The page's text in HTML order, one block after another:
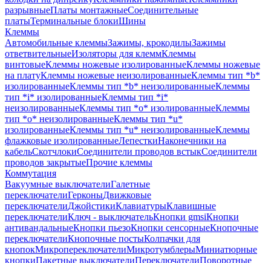
разрывныеПлаты монтажныеСоединительные
платыТерминальные блокиШины
Клеммы
Автомобильные клеммыЗажимы, крокодилыЗажимы
ответвительныеИзоляторы для клеммКлеммы
винтовыеКлеммы ножевые изолированныеКлеммы ножевые
на платуКлеммы ножевые неизолированныеКлеммы тип *b*
изолированныеКлеммы тип *b* неизолированныеКлеммы
тип *i* изолированныеКлеммы тип *i*
неизолированныеКлеммы тип *o* изолированныеКлеммы
тип *o* неизолированныеКлеммы тип *u*
изолированныеКлеммы тип *u* неизолированныеКлеммы
флажковые изолированныеЛепесткиНаконечники на
кабельСкотчлокиСоединители проводов встыкСоединители
проводов закрытыеПрочие клеммы
Коммутация
Вакуумные выключателиГалетные
переключателиГерконыДвижковые
переключателиДжойстикиКлавиатурыКлавишные
переключателиКлюч - выключательКнопки gmsiКнопки
антивандальныеКнопки пьезоКнопки сенсорныеКнопочные
переключателиКнопочные постыКолпачки для
кнопокМикропереключателиМикротумблерыМиниатюрные
кнопкиПакетные выключателиПереключателиПоворотные